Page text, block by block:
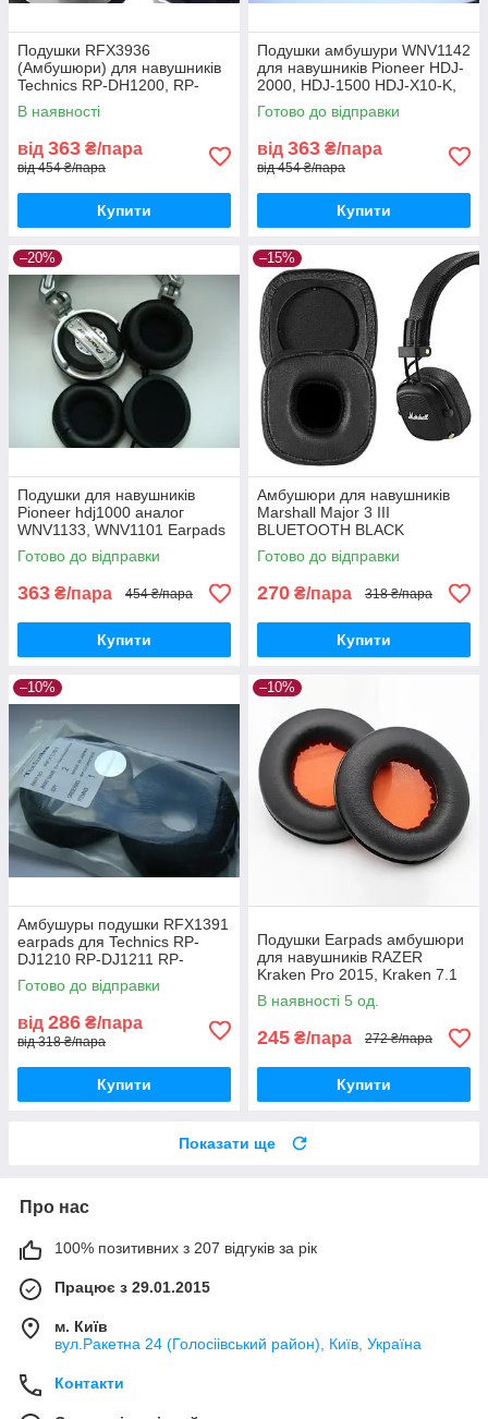
Подушки RFX3936
(Амбушюри) для навушників
Technics RP-DH1200, RP-
DH1201, RP-DH1250
В наявності
від 363 ₴/пара
від 454 ₴/пара
Купити
Подушки амбушури WNV1142
для навушників Pioneer HDJ-
2000, HDJ-1500 HDJ-X10-K,
HDJ-X5, HDJ-X7
Готово до відправки
від 363 ₴/пара
від 454 ₴/пара
Купити
–20%
Подушки для навушників
Pioneer hdj1000 аналог
WNV1133, WNV1101 Earpads
Готово до відправки
363 ₴/пара 454 ₴/пара
Купити
–15%
Амбушюри для навушників
Marshall Major 3 III
BLUETOOTH BLACK
Готово до відправки
270 ₴/пара 318 ₴/пара
Купити
–10%
Амбушуры подушки RFX1391
earpads для Technics RP-
DJ1210 RP-DJ1211 RP-
DJ1200 EAH-DJ1200
Готово до відправки
від 286 ₴/пара
від 318 ₴/пара
Купити
–10%
Подушки Earpads амбушюри
для навушників RAZER
Kraken Pro 2015, Kraken 7.1
Chroma, USB, Essential
В наявності 5 од.
245 ₴/пара 272 ₴/пара
Купити
Показати ще
Про нас
100% позитивних з 207 відгуків за рік
Працює з 29.01.2015
м. Київ
вул.Ракетна 24 (Голосіівський район), Київ, Україна
Контакти